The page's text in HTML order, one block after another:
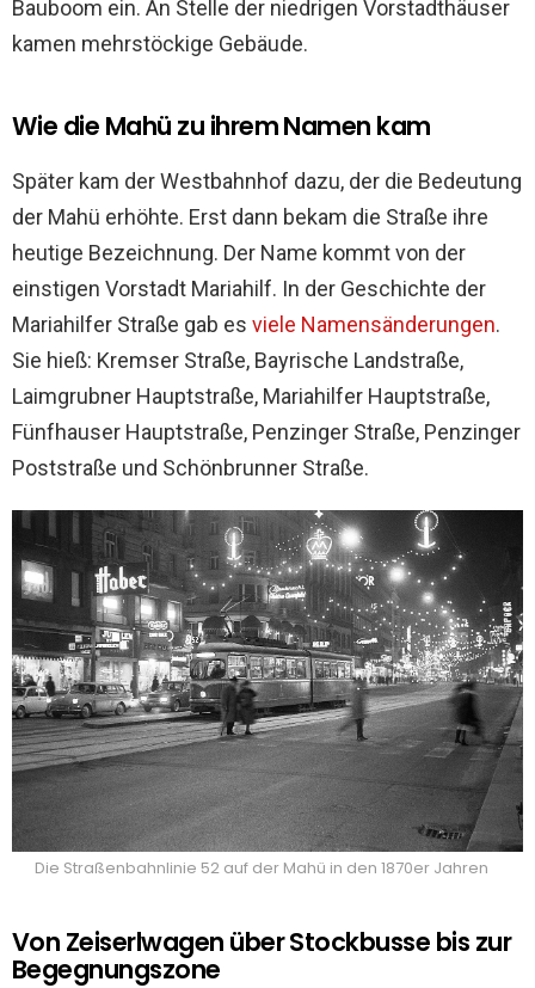
Bauboom ein. An Stelle der niedrigen Vorstadthäuser
kamen mehrstöckige Gebäude.
Wie die Mahü zu ihrem Namen kam
Später kam der Westbahnhof dazu, der die Bedeutung
der Mahü erhöhte. Erst dann bekam die Straße ihre
heutige Bezeichnung. Der Name kommt von der
einstigen Vorstadt Mariahilf. In der Geschichte der
Mariahilfer Straße gab es viele Namensänderungen.
Sie hieß: Kremser Straße, Bayrische Landstraße,
Laimgrubner Hauptstraße, Mariahilfer Hauptstraße,
Fünfhauser Hauptstraße, Penzinger Straße, Penzinger
Poststraße und Schönbrunner Straße.
Die Straßenbahnlinie 52 auf der Mahü in den 1870er Jahren
Von Zeiserlwagen über Stockbusse bis zur
Begegnungszone